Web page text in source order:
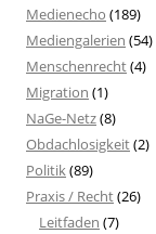
Medienecho (189)
Mediengalerien (54)
Menschenrecht(4)
Migration (1)
NaGe-Netz(8)
Obdachlosigkeit(2)
Politik(89)
Praxis / Recht(26)
Leitfaden (7)